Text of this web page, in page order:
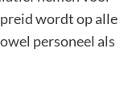
wordt op alle
personeel als